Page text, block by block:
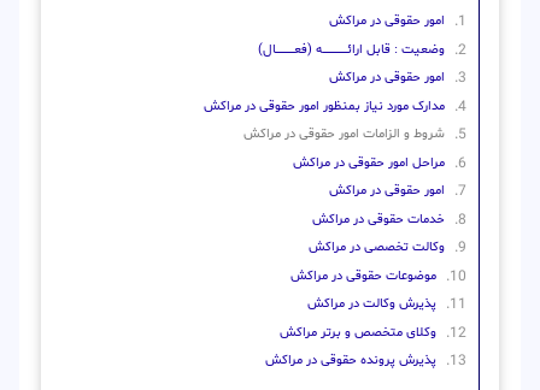
امور حقوقی در مراکش
وضعیت : قابل ارائــــــــــــــــــــه (فعـــــــــــــــال)
امور حقوقی در مراکش
مدارک مورد نیاز بمنظور امور حقوقی در مراکش
شروط و الزامات امور حقوقی در مراکش
مراحل امور حقوقی در مراکش
امور حقوقی در مراکش
خدمات حقوقی در مراکش
وکالت تخصصی در مراکش
موضوعات حقوقی در مراکش
پذیرش وکالت در مراکش
وکلای متخصص و برتر مراکش
پذیرش پرونده حقوقی در مراکش